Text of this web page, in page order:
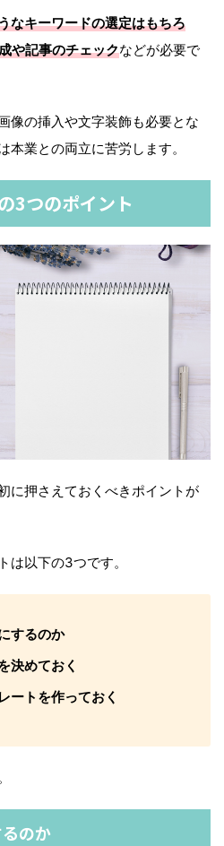
なキーワードの選定はもちろ
や記事のチェックなどが必要で
像の挿入や文字装飾も必要とな
本業との両立に苦労します。
3つのポイント
に押さえておくべきポイントが
は以下の3つです。
するのか
決めておく
ートを作っておく
のか